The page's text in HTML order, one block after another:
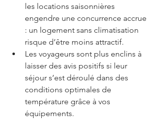
les locations saisonnières
engendre une concurrence accrue
: un logement sans climatisation
risque d’être moins attractif.
Les voyageurs sont plus enclins à
laisser des avis positifs si leur
séjour s’est déroulé dans des
conditions optimales de
température grâce à vos
équipements.